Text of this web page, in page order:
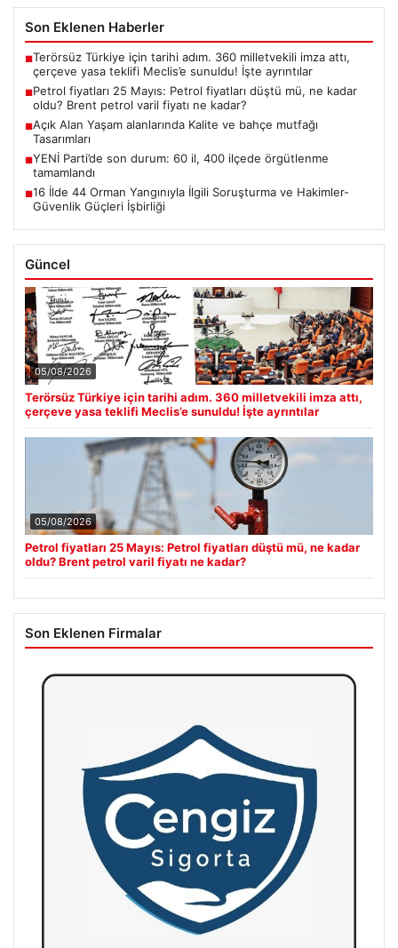
Son Eklenen Haberler
■Terörsüz Türkiye için tarihi adım. 360 milletvekili imza attı,
çerçeve yasa teklifi Meclis’e sunuldu! İşte ayrıntılar
■Petrol fiyatları 25 Mayıs: Petrol fiyatları düştü mü, ne kadar
oldu? Brent petrol varil fiyatı ne kadar?
■Açık Alan Yaşam alanlarında Kalite ve bahçe mutfağı
Tasarımları
■YENİ Parti’de son durum: 60 il, 400 ilçede örgütlenme
tamamlandı
■16 İlde 44 Orman Yangınıyla İlgili Soruşturma ve Hakimler-
Güvenlik Güçleri İşbirliği
Güncel
05/08/2026
Terörsüz Türkiye için tarihi adım. 360 milletvekili imza attı,
çerçeve yasa teklifi Meclis’e sunuldu! İşte ayrıntılar
05/08/2026
Petrol fiyatları 25 Mayıs: Petrol fiyatları düştü mü, ne kadar
oldu? Brent petrol varil fiyatı ne kadar?
Son Eklenen Firmalar